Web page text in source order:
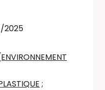
2025
;